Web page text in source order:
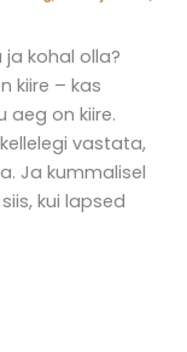
kohal olla?
kiire – kas
aeg on kiire.
vastata,
Ja kummalisel
kui lapsed